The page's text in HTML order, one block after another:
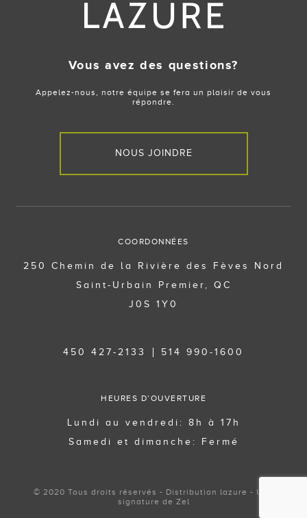
Vous avez des questions?
Appelez-nous, notre équipe se fera un plaisir de vous
répondre.
NOUS JOINDRE
COORDONNÉES
250 Chemin de la Rivière des Fèves Nord
Saint-Urbain Premier, QC
J0S 1Y0
450 427-2133 514 990-1600
HEURES D’OUVERTURE
Lundi au vendredi: 8h à 17h
Samedi et dimanche: Fermé
© 2020 Tous droits réservés - Distribution lazure - Une
signature de Zel